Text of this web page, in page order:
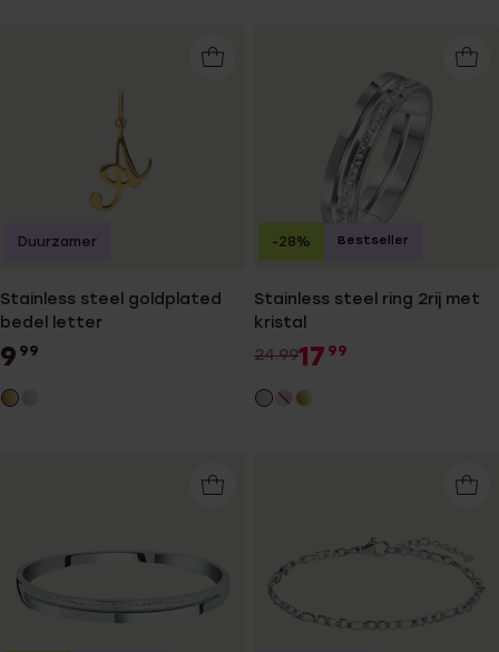
Stainless steel goldplated
bedel letter
9 99
Duurzamer
Stainless steel ring 2rij met
kristal
24.9917 99
-28% Bestseller